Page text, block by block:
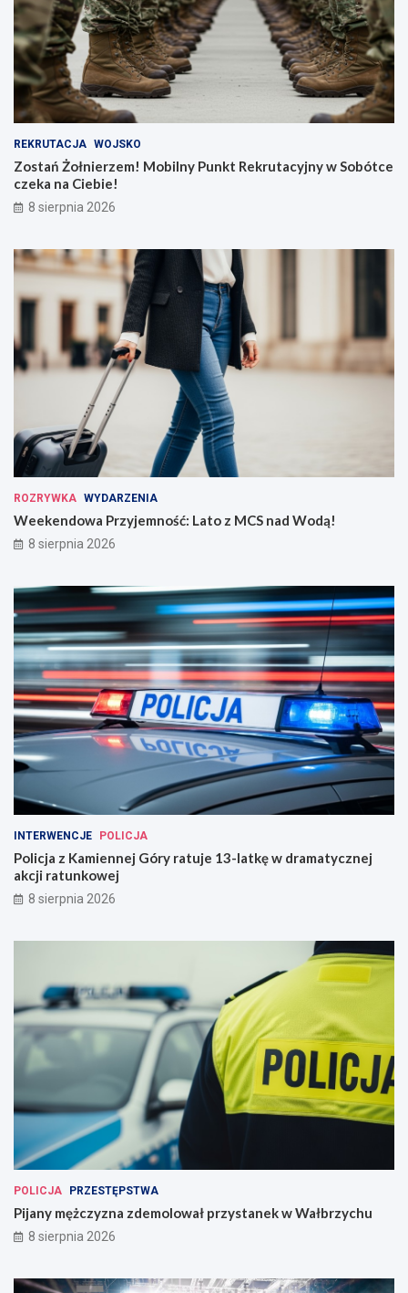
REKRUTACJA WOJSKO
Zostań Żołnierzem! Mobilny Punkt Rekrutacyjny w Sobótce
czeka na Ciebie!
8 sierpnia 2026
ROZRYWKA WYDARZENIA
Weekendowa Przyjemność: Lato z MCS nad Wodą!
8 sierpnia 2026
INTERWENCJE POLICJA
Policja z Kamiennej Góry ratuje 13-latkę w dramatycznej
akcji ratunkowej
8 sierpnia 2026
POLICJA PRZESTĘPSTWA
Pijany mężczyzna zdemolował przystanek w Wałbrzychu
8 sierpnia 2026